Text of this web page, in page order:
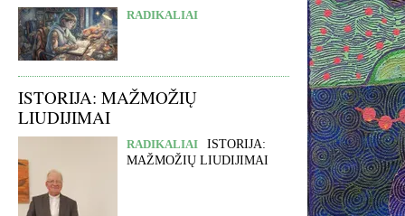
RADIKALIAI
ISTORIJA: MAŽMOŽIŲ
LIUDIJIMAI
RADIKALIAI
ISTORIJA:
MAŽMOŽIŲ LIUDIJIMAI